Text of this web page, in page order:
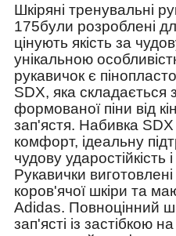
Шкіряні тренувальні
175були розроблені
цінують якість за
унікальною
рукавичок є
SDX, яка складається
формованої піни від
зап'ястя. Набивка
комфорт, ідеальну
чудову ударостійкість
Рукавички виготовлені
коров'ячої шкіри та
Adidas. Повноцінний
зап'ясті із застібкою